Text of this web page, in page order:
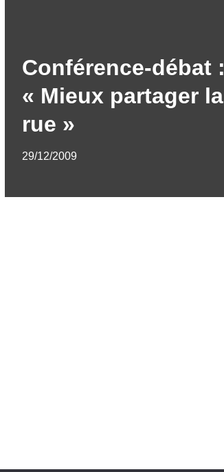
Conférence-débat :
« Mieux partager la
rue »
29/12/2009